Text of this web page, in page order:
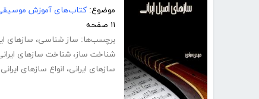
موضوع: کتاب‌های آموزش
۱۱ صفحه
برچسب‌ها: ساز شناسی، سازهای
شناخت ساز، شناخت سازهای
سازهای ایرانی، انواع سازهای ایرانی